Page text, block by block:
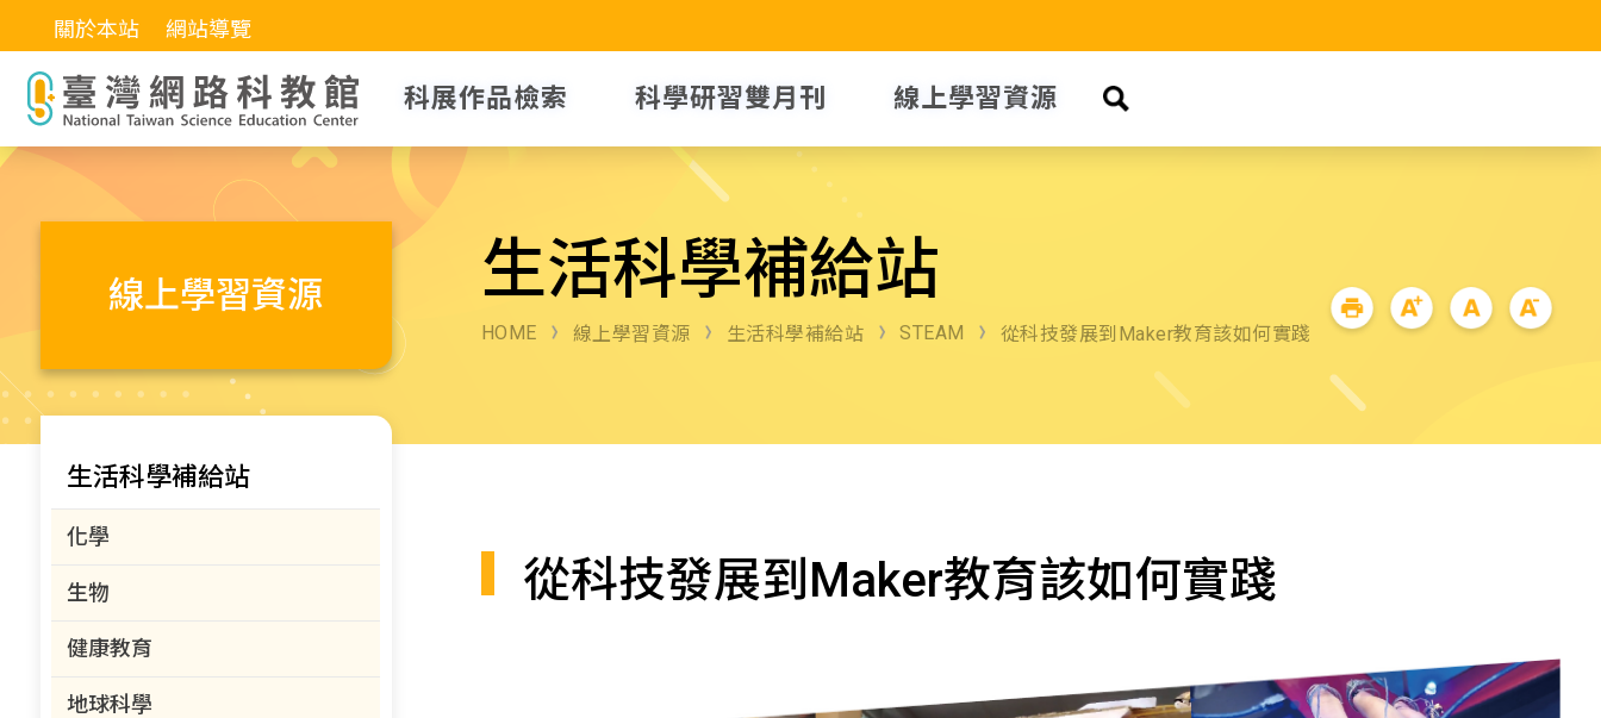
關於本站 網站導覽
科展作品檢索 科學研習雙月刊 線上學習資源
線上學習資源 生活科學補給站
HOME 線上學習資源 生活科學補給站 STEAM 從科技發展到Maker教育該如何實踐
生活科學補給站
化學
生物
健康教育
地球科學
從科技發展到Maker教育該如何實踐